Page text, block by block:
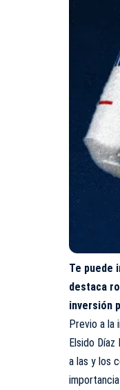
Te puede
destaca
inversión
Previo a la
Elsido
a las y los